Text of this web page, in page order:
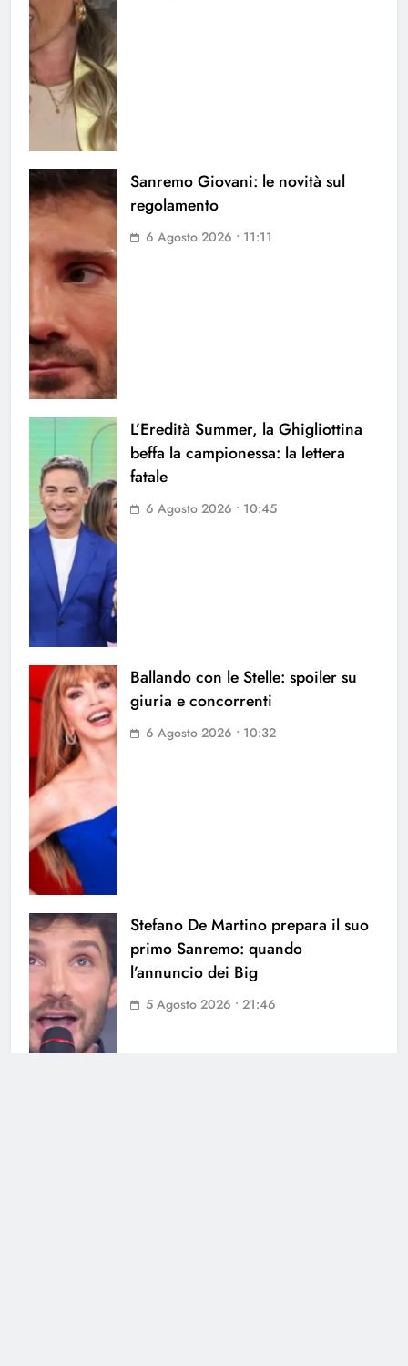
Sanremo Giovani: le novità sul
regolamento
6 Agosto 2026 • 11:11
L’Eredità Summer, la Ghigliottina
beffa la campionessa: la lettera
fatale
6 Agosto 2026 • 10:45
Ballando con le Stelle: spoiler su
giuria e concorrenti
6 Agosto 2026 • 10:32
Stefano De Martino prepara il suo
primo Sanremo: quando
l’annuncio dei Big
5 Agosto 2026 • 21:46